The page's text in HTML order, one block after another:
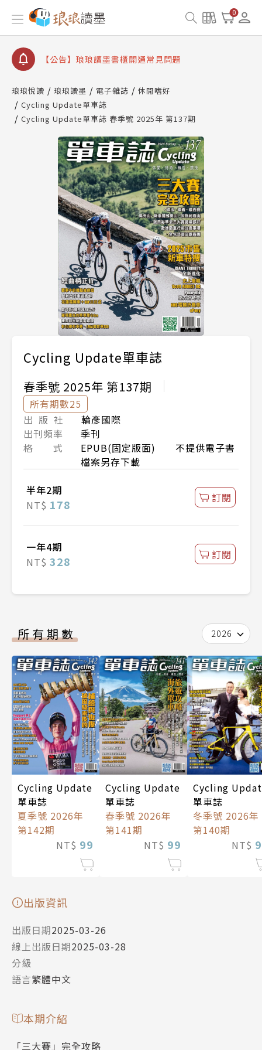
0
【公告】因 Readmoo 讀墨系統維護中，本站同步暫
停部分閱讀服務
【公告】琅琅讀墨數位閱讀資產合併與書櫃開通申請
【公告】琅琅讀墨書櫃開通常見問題
請圖文教學
【公告】琅琅書店服務升級重要說明及資產合併結果
查詢
【公告】因 Readmoo 讀墨系統維護中，本站同步暫
停部分閱讀服務
琅琅悅讀 琅琅讀墨 電子雜誌
休閒嗜好
Cycling Update單車誌
Cycling Update單車誌 春季號 2025年 第137期
Cycling Update單車誌
春季號 2025年 第137期
所有期數25
出 版 社
輪彥國際
出刊頻率
季刊
格 式
EPUB(固定版面) 不提供電子書
檔案另存下載
半年2期
NT$ 178 訂閱
一年4期
NT$ 328 訂閱
所有期數 2026
Cycling Update
單車誌
夏季號 2026年
第142期
NT$ 99
Cycling Update
單車誌
春季號 2026年
第141期
NT$ 99
Cycling
單車誌
冬季號 2026年
第140期
NT$
出版資訊
出版日期2025-03-26
線上出版日期2025-03-28
分級
語言繁體中文
本期介紹
「三大賽」完全攻略